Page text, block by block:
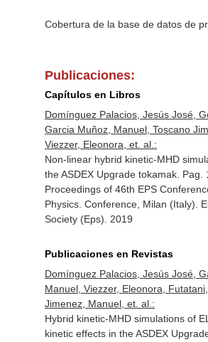
Cobertura de la base de datos de
Publicaciones:
Capítulos en Libros
Domínguez Palacios, Jesús José,
Garcia Muñoz, Manuel, Toscano
Viezzer, Eleonora, et. al.:
Non-linear hybrid kinetic-MHD
the ASDEX Upgrade tokamak. Pag.
Proceedings of 46th EPS
Physics. Conference, Milan (Italy) .
Society (Eps). 2019
Publicaciones en Revistas
Domínguez Palacios, Jesús José,
Manuel, Viezzer, Eleonora,
Jimenez, Manuel, et. al.:
Hybrid kinetic-MHD simulations of
kinetic effects in the ASDEX